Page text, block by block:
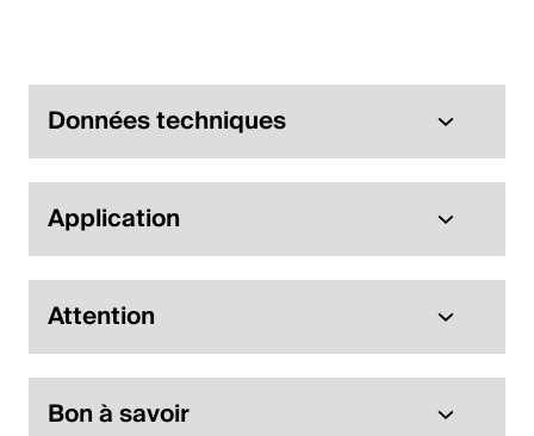
Données techniques
Application
Attention
Bon à savoir